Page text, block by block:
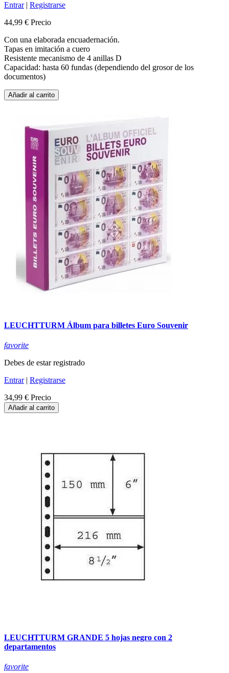
Entrar| Registrarse
44,99 € Precio
Con una elaborada encuadernación.
Tapas en imitación a cuero
Resistente mecanismo de 4 anillas D
Capacidad: hasta 60 fundas (dependiendo del grosor de los
documentos)
Añadir al carrito
LEUCHTTURM Álbum para billetes Euro Souvenir
favorite
Debes de estar registrado
Entrar| Registrarse
34,99 € Precio
Añadir al carrito
LEUCHTTURM GRANDE 5 hojas negro con 2
departamentos
favorite